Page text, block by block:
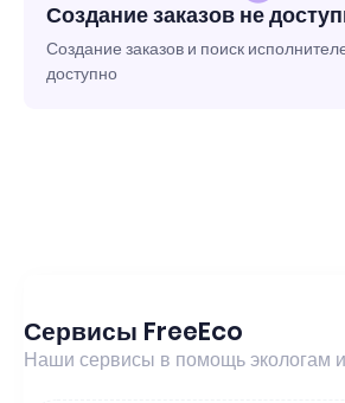
Создание заказов не
Создание заказов и поиск
доступно
Сервисы FreeEco
Наши сервисы в помощь экологам и